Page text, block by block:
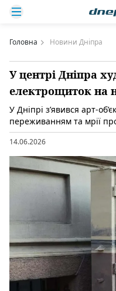
Головна Новини Дніпра
У центрі Дніпра
електрощиток на
У Дніпрі з’явився арт-
переживанням та мрії
14.06.2026